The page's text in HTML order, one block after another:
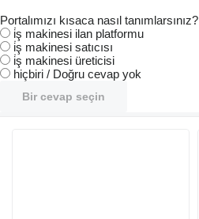
Portalımızı kısaca nasıl tanımlarsınız?
i̇ş makinesi ilan platformu
i̇ş makinesi satıcısı
i̇ş makinesi üreticisi
hiçbiri / Doğru cevap yok
Bir cevap seçin